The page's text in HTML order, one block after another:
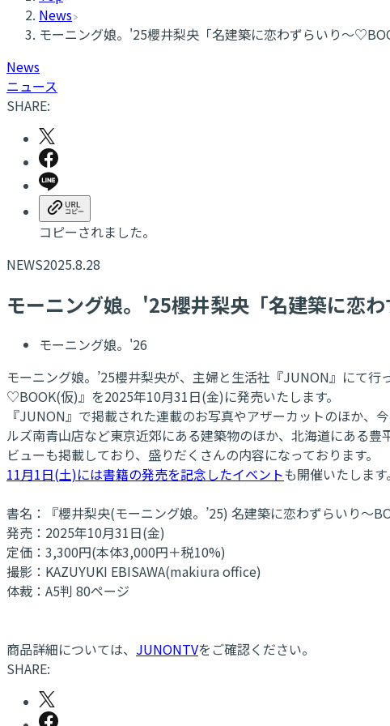
News
モーニング娘。'25櫻井梨央「名建築に恋わずらいり～
News
ニュース
SHARE:
コピーされました。
NEWS2025.8.28
モーニング娘。'25櫻井梨央「名建築に恋
モーニング娘。'26
モーニング娘。’25櫻井梨央が、主婦と生活社『JUNON』にて
♡BOOK(仮)』を2025年10月31日(金)に発売いたします。
『JUNON』で掲載された連載のお写真やアザーカットのほか
ルズ南青山店など東京近郊にある建築物のほか、北海道にある
ビューも掲載しており、盛りだくさんの内容になっております。
11月1日(土)には書籍の発売を記念したイベントも開催いたします。
書名：『櫻井梨央(モーニング娘。’25) 名建築に恋わずらいり～
発売：2025年10月31日(金)
定価：3,300円(本体3,000円＋税10%)
撮影：KAZUYUKI EBISAWA(makiura office)
体裁：A5判 80ページ
商品詳細については、 JUNONTVをご確認ください。
SHARE: